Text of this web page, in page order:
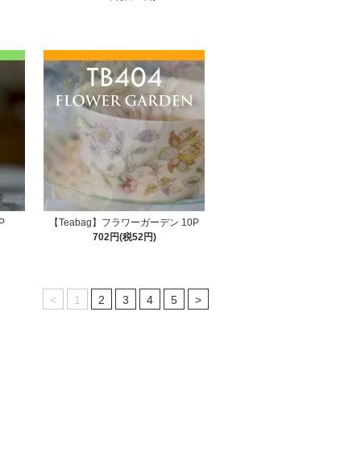
【Teabag】フラワーガーデン 10P
702円(税52円)
< 1 2 3 4 5 >